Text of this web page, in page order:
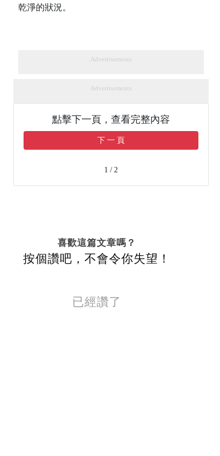
乾淨的狀況。
Advertisements
Advertisements
點擊下一頁，查看完整內容
下 一 頁
1 / 2
喜歡這篇文章嗎？
按個讚吧，不會令你失望！
已經讚了